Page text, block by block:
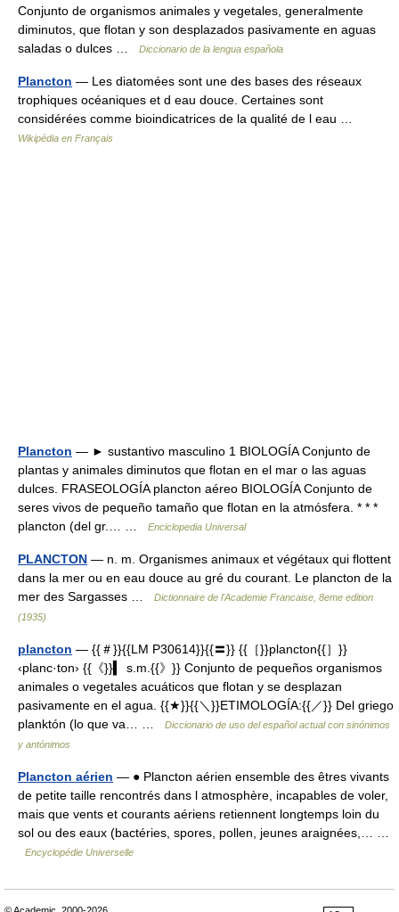
Conjunto de organismos animales y vegetales, generalmente
diminutos, que flotan y son desplazados pasivamente en aguas
saladas o dulces …
Diccionario de la lengua española
Plancton — Les diatomées sont une des bases des réseaux
trophiques océaniques et d eau douce. Certaines sont
considérées comme bioindicatrices de la qualité de l eau …
Wikipédia en Français
Plancton — ► sustantivo masculino 1 BIOLOGÍA Conjunto de
plantas y animales diminutos que flotan en el mar o las aguas
dulces. FRASEOLOGÍA plancton aéreo BIOLOGÍA Conjunto de
seres vivos de pequeño tamaño que flotan en la atmósfera. * * *
plancton (del gr.… …
Enciclopedia Universal
PLANCTON — n. m. Organismes animaux et végétaux qui flottent
dans la mer ou en eau douce au gré du courant. Le plancton de la
mer des Sargasses …
Dictionnaire de l'Academie Francaise, 8eme edition
(1935)
plancton — {{＃}}{{LM P30614}}{{〓}} {{［}}plancton{{］}}
‹planc·ton› {{《}}▍ s.m.{{》}} Conjunto de pequeños organismos
animales o vegetales acuáticos que flotan y se desplazan
pasivamente en el agua. {{★}}{{＼}}ETIMOLOGÍA:{{／}} Del griego
planktón (lo que va… …
Diccionario de uso del español actual con sinónimos
y antónimos
Plancton aérien — ● Plancton aérien ensemble des êtres vivants
de petite taille rencontrés dans l atmosphère, incapables de voler,
mais que vents et courants aériens retiennent longtemps loin du
sol ou des eaux (bactéries, spores, pollen, jeunes araignées,… …
Encyclopédie Universelle